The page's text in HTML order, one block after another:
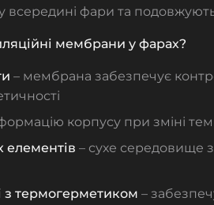
всередині фари та
мембрани у фарах?
– мембрана забезпечує
корпусу при зміні
елементів – сухе середовище
з термогерметиком –